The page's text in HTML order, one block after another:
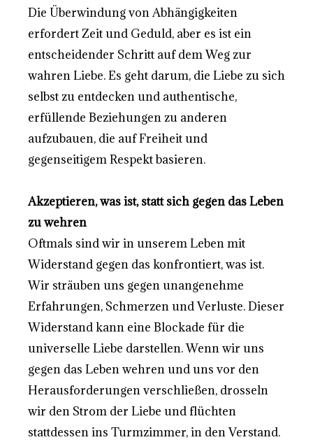
Die Überwindung von Abhängigkeiten
erfordert Zeit und Geduld, aber es ist ein
entscheidender Schritt auf dem Weg zur
wahren Liebe. Es geht darum, die Liebe zu sich
selbst zu entdecken und authentische,
erfüllende Beziehungen zu anderen
aufzubauen, die auf Freiheit und
gegenseitigem Respekt basieren.
Akzeptieren, was ist, statt sich gegen das Leben
zu wehren
Oftmals sind wir in unserem Leben mit
Widerstand gegen das konfrontiert, was ist.
Wir sträuben uns gegen unangenehme
Erfahrungen, Schmerzen und Verluste. Dieser
Widerstand kann eine Blockade für die
universelle Liebe darstellen. Wenn wir uns
gegen das Leben wehren und uns vor den
Herausforderungen verschließen, drosseln
wir den Strom der Liebe und flüchten
stattdessen ins Turmzimmer, in den Verstand.